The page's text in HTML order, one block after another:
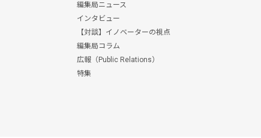
編集局ニュース
インタビュー
【対談】イノベーターの視点
編集局コラム
広報（Public Relations）
特集